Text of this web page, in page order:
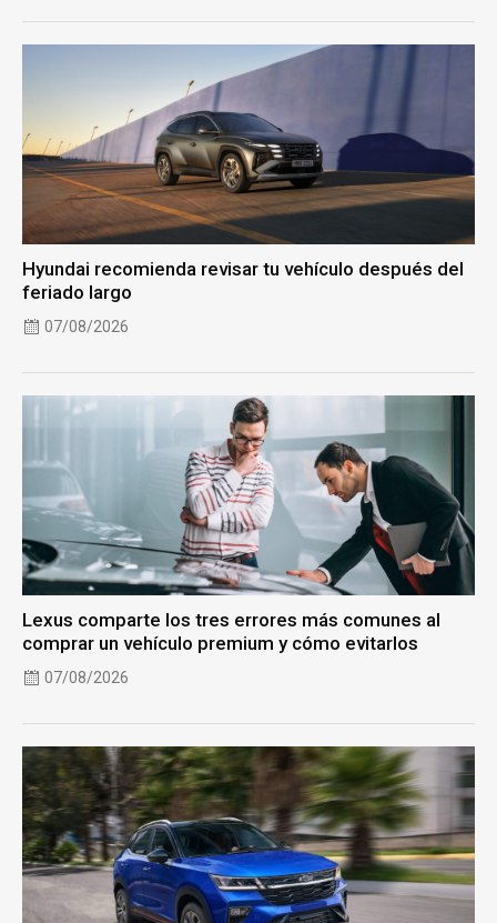
Hyundai recomienda revisar tu vehículo después del
feriado largo
07/08/2026
Lexus comparte los tres errores más comunes al
comprar un vehículo premium y cómo evitarlos
07/08/2026